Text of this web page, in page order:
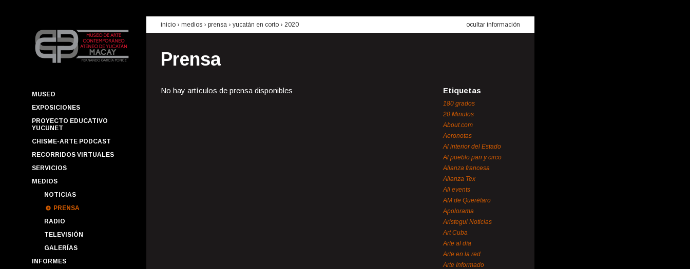
MUSEO
EXPOSICIONES
PROYECTO EDUCATIVO
YUCUNET
CHISME-ARTE PODCAST
RECORRIDOS VIRTUALES
SERVICIOS
MEDIOS
NOTICIAS
PRENSA
RADIO
TELEVISIÓN
GALERÍAS
INFORMES
inicio › medios › prensa › yucatán en corto › 2020 ocultar información
Prensa
No hay artículos de prensa disponibles Etiquetas
180 grados
20 Minutos
About.com
Aeronotas
Al interior del Estado
Al pueblo pan y circo
Alianza francesa
Alianza Tex
All events
AM de Querétaro
Apolorama
Aristegui Noticias
Art Cuba
Arte al día
Arte en la red
Arte Informado